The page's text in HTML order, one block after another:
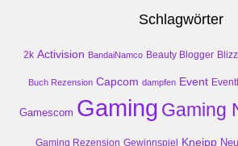
Schlagwörter
2k Activision BandaiNamco Beauty Blogger
Buch Rezension Capcom dampfen Event
Gamescom Gaming Gaming
Gaming Rezension Gewinnspiel Kneipp